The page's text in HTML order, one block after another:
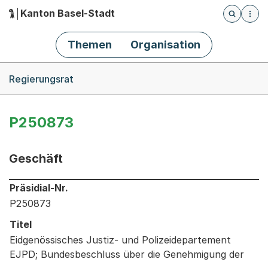
Hauptnavigation
Kanton Basel-Stadt
Öffnet
Themen Organisation
Regierungsrat
P250873
Geschäft
Informationen zum Ausgewählten Geschäft
Präsidial-Nr.
P250873
Titel
Eidgenössisches Justiz- und Polizeidepartement
EJPD; Bundesbeschluss über die Genehmigung der